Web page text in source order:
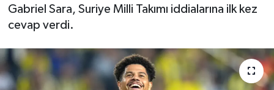
Gabriel Sara, Suriye Milli Takımı iddialarına ilk kez
cevap verdi.
Çevre - İklim
Kültür - Sanat
Tüm Manşetler